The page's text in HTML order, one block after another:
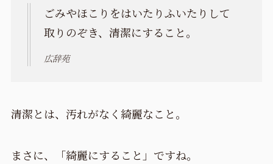
ごみやほこりをはいたりふいたりして
取りのぞき、清潔にすること。
広辞苑
清潔とは、汚れがなく綺麗なこと。
まさに、「綺麗にすること」ですね。